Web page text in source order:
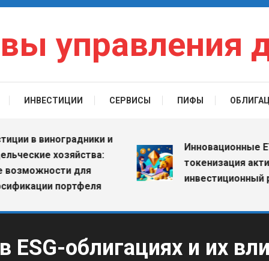
управления
ИНВЕСТИЦИИ СЕРВИСЫ ПИФЫ
в виноградники и
хозяйства:
для
портфеля
Инновационные ETF:
токенизация активов
инвестиционный
облигациях и их